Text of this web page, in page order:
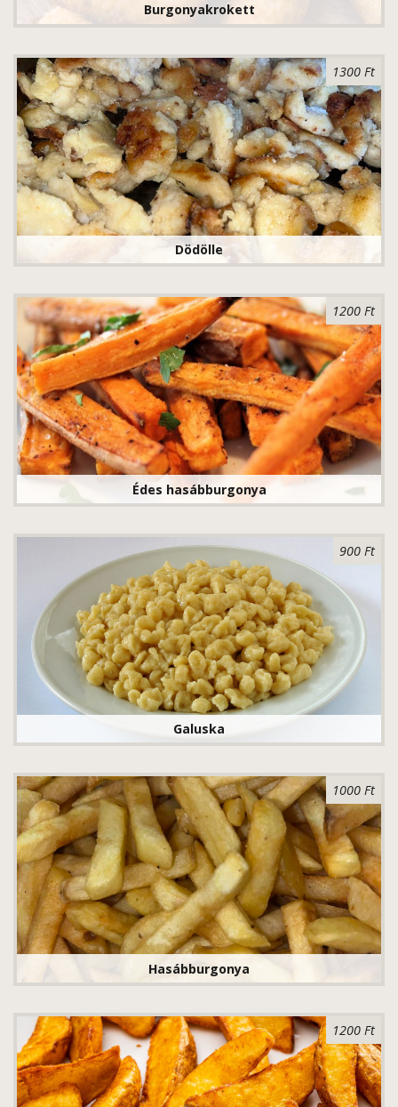
Burgonyakrokett
Dödölle
1300 Ft
Édes hasábburgonya
1200 Ft
Galuska
900 Ft
Hasábburgonya
1000 Ft
1200 Ft